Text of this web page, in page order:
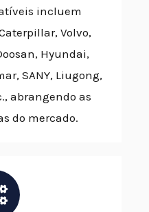
incluem
Volvo,
Hyundai,
SANY, Liugong,
abrangendo as
do mercado.